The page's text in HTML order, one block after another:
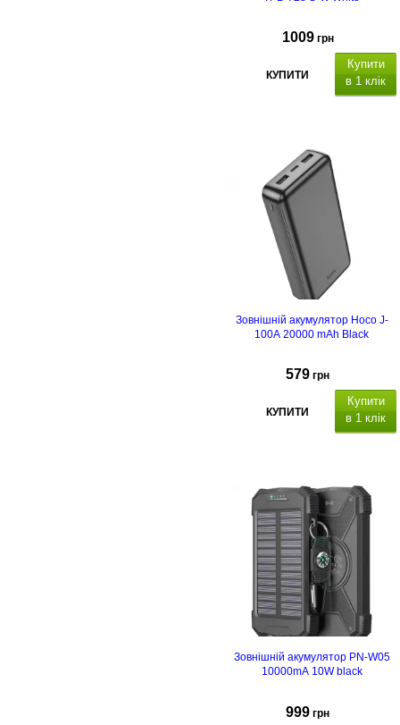
1009 грн
КУПИТИ
Купити
в 1 клік
5V/2.1A, 12V/1.5A (22.5W); Type-C:
DC 5V/3А, 9V/2.22А, 12V/1.67А
(20W)
. Вхідний
інтерфейс:
MicroUSB: DC5V/3A;
Type-C: 5V/2A
(18W)
заряджання зовнішнього
акумулятора. Розміри:
68мм х 40мм
Зовнішній акумулятор Hoco J-
100A 20000 mAh Black
579 грн
КУПИТИ
Купити
в 1 клік
Зовнішній акумулятор PN-W05
10000mA 10W black
999 грн